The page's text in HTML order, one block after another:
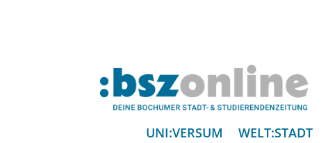
UNI:VERSUM WELT:STADT